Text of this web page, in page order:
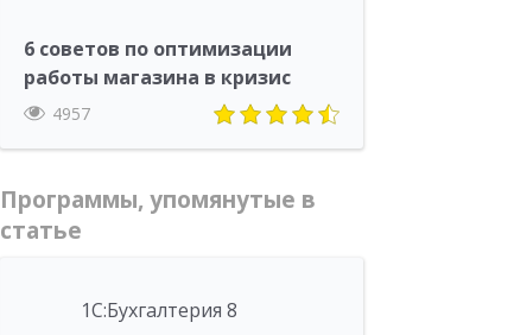
6 советов по оптимизации
работы магазина в кризис
4957
Программы, упомянутые в
статье
1С:Бухгалтерия 8